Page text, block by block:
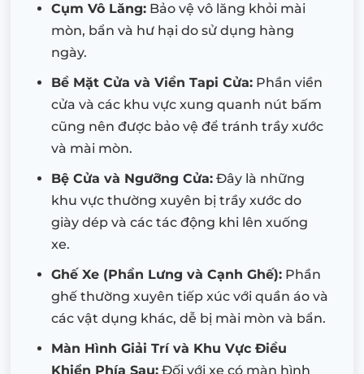
Cụm Vô Lăng: Bảo vệ vô lăng khỏi mài
mòn, bẩn và hư hại do sử dụng hàng
ngày.
Bề Mặt Cửa và Viền Tapi Cửa: Phần viền
cửa và các khu vực xung quanh nút bấm
cũng nên được bảo vệ để tránh trầy xước
và mài mòn.
Bệ Cửa và Ngưỡng Cửa: Đây là những
khu vực thường xuyên bị trầy xước do
giày dép và các tác động khi lên xuống
xe.
Ghế Xe (Phần Lưng và Cạnh Ghế): Phần
ghế thường xuyên tiếp xúc với quần áo và
các vật dụng khác, dễ bị mài mòn và bẩn.
Màn Hình Giải Trí và Khu Vực Điều
Khiển Phía Sau: Đối với xe có màn hình